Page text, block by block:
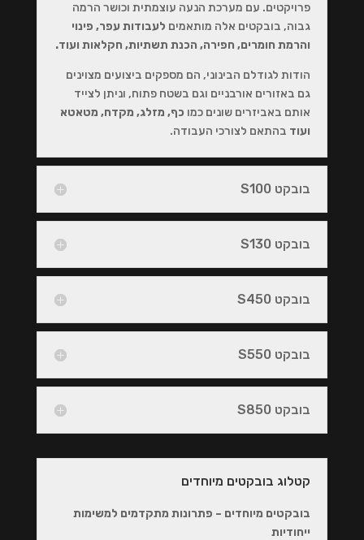
פרויקטים. עם מערכת הנעה עוצמתית וכושר הרמה
גבוה, בובקטים אלה מותאמים לעבודות עפר, פינוי
והרמת חומרים, חפירה, הכנת תשתיות, חקלאות ועוד.
הודות לגודלם הבינוני, הם מספקים ביצועים מצוינים
גם באזורים אורבניים וגם בשטח פתוח, וניתן לצייד
אותם באביזרים שונים כמו כף, מזלג, מקדח, מטאטא
ועוד בהתאם לצורכי העבודה.
בובקט S100
בובקט S130
בובקט S450
בובקט S550
בובקט S850
קטלוג בובקטים מיוחדים
בובקטים מיוחדים – פתרונות מתקדמים למשימות
ייחודיות